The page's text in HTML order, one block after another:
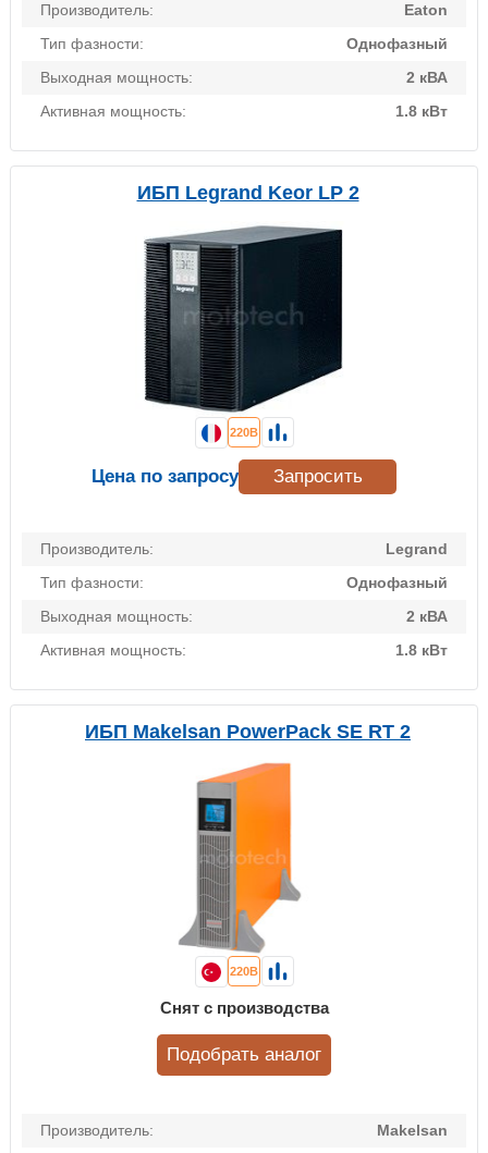
Производитель:
Eaton
Тип фазности:
Однофазный
Выходная мощность:
2 кВА
Активная мощность:
1.8 кВт
ИБП Legrand Keor LP 2
Производитель:
Legrand
Тип фазности:
Однофазный
Выходная мощность:
2 кВА
Активная мощность:
1.8 кВт
220В
Цена по запросу Запросить
ИБП Makelsan PowerPack SE RT 2
Производитель:
Makelsan
220В
Снят с производства
Подобрать аналог